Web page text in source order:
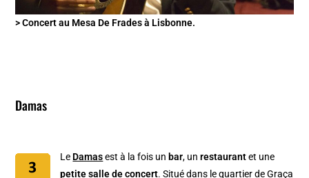
> Concert au Mesa De Frades à Lisbonne.
Damas
Le Damasest à la fois un bar, unrestaurantet une
petite salle de concert. Situé dans le quartier de Graça